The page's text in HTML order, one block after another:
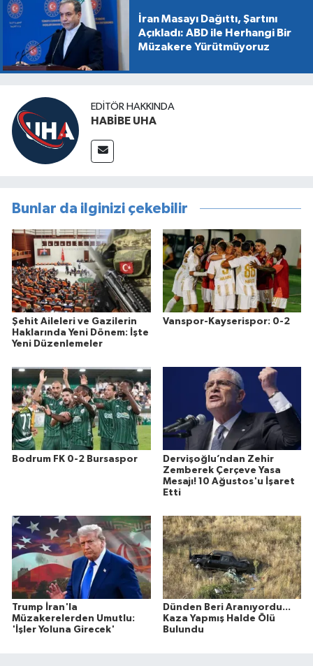
İran Masayı Dağıttı, Şartını
Açıkladı: ABD ile Herhangi Bir
Müzakere Yürütmüyoruz
EDITÖR HAKKINDA
HABİBE UHA
Bunlar da ilginizi çekebilir
Şehit Aileleri ve Gazilerin
Haklarında Yeni Dönem: İşte
Yeni Düzenlemeler
Vanspor-Kayserispor: 0-2
Bodrum FK 0-2 Bursaspor
Dervişoğlu’ndan Zehir
Zemberek Çerçeve Yasa
Mesajı! 10 Ağustos'u İşaret
Etti
Trump İran'la
Müzakerelerden Umutlu:
'İşler Yoluna Girecek'
Dünden Beri Aranıyordu...
Kaza Yapmış Halde Ölü
Bulundu